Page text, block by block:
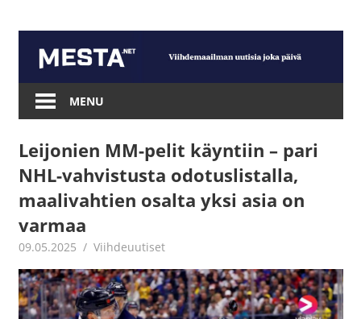
content
Mesta.net
MENU
Leijonien MM-pelit käyntiin – pari
NHL-vahvistusta odotuslistalla,
maalivahtien osalta yksi asia on
varmaa
09.05.2025 Juha Kaunisto
Viihdeuutiset